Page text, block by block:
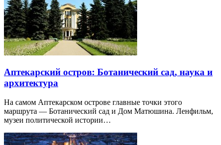
Аптекарский остров: Ботанический сад, наука и
архитектура
На самом Аптекарском острове главные точки этого
маршрута — Ботанический сад и Дом Матюшина. Ленфильм,
музеи политической истории…